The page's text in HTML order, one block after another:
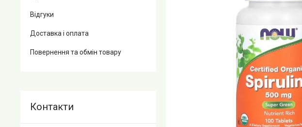
Відгуки
Доставка і оплата
Повернення та обмін товару